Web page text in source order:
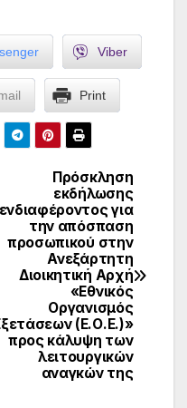
Viber
Print
Πρόσκληση
εκδήλωσης
ενδιαφέροντος για
την απόσπαση
προσωπικού στην
Ανεξάρτητη
Διοικητική Αρχή
«Εθνικός
Οργανισμός
(Ε.Ο.Ε.)»
προς κάλυψη των
λειτουργικών
αναγκών της